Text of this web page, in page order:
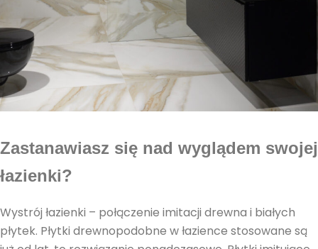
Zastanawiasz się nad wyglądem swojej
łazienki?
Wystrój łazienki – połączenie imitacji drewna i białych
płytek. Płytki drewnopodobne w łazience stosowane są